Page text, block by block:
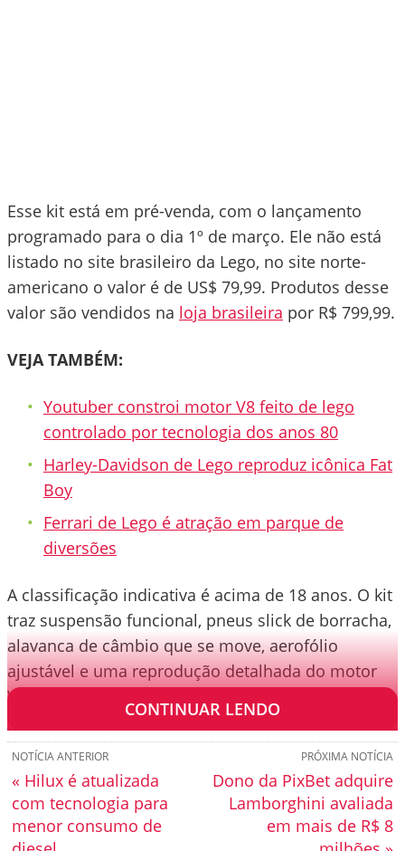
Esse kit está em pré-venda, com o lançamento
programado para o dia 1º de março. Ele não está
listado no site brasileiro da Lego, no site norte-
americano o valor é de US$ 79,99. Produtos desse
valor são vendidos na loja brasileira por R$ 799,99.
VEJA TAMBÉM:
Youtuber constroi motor V8 feito de lego
controlado por tecnologia dos anos 80
Harley-Davidson de Lego reproduz icônica Fat
Boy
Ferrari de Lego é atração em parque de
diversões
A classificação indicativa é acima de 18 anos. O kit
traz suspensão funcional, pneus slick de borracha,
alavanca de câmbio que se move, aerofólio
ajustável e uma reprodução detalhada do motor
V6 turbo feito pela Honda.
CONTINUAR LENDO
PRÓXIMA NOTÍCIA
Dono da PixBet adquire
Lamborghini avaliada
em mais de R$ 8
NOTÍCIA ANTERIOR
« Hilux é atualizada
com tecnologia para
menor consumo de